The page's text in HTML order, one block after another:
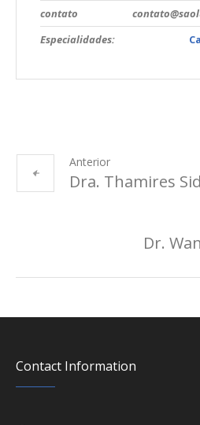
contato
Especialidades:
Anterior
Dra. Thamires
Dr.
Contact Information